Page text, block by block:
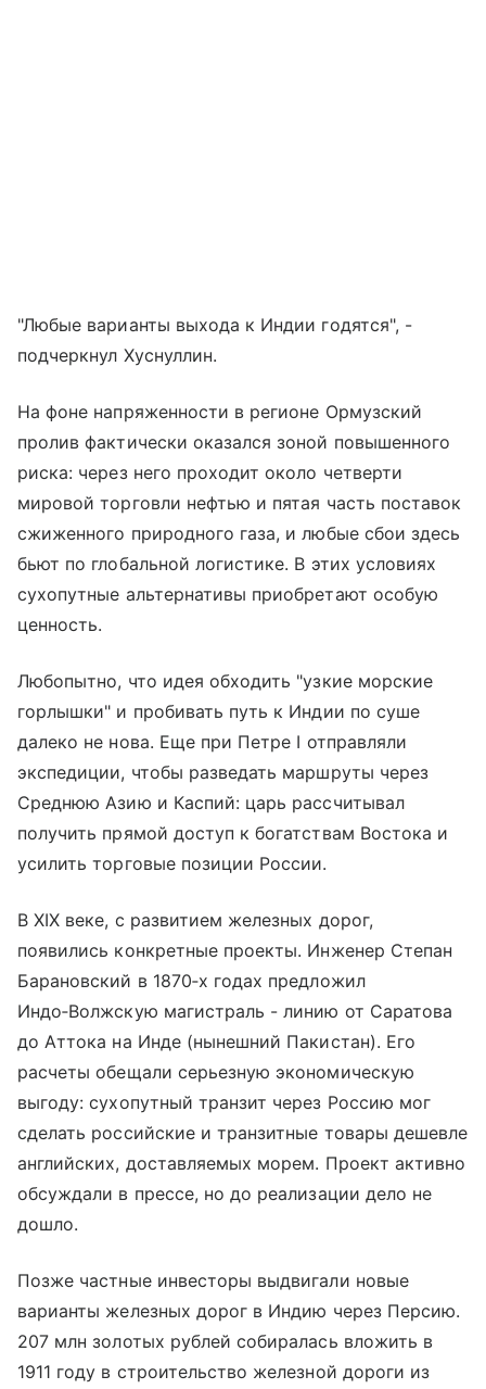
"Любые варианты выхода к Индии годятся", -
подчеркнул Хуснуллин.
На фоне напряженности в регионе Ормузский
пролив фактически оказался зоной повышенного
риска: через него проходит около четверти
мировой торговли нефтью и пятая часть поставок
сжиженного природного газа, и любые сбои здесь
бьют по глобальной логистике. В этих условиях
сухопутные альтернативы приобретают особую
ценность.
Любопытно, что идея обходить "узкие морские
горлышки" и пробивать путь к Индии по суше
далеко не нова. Еще при Петре I отправляли
экспедиции, чтобы разведать маршруты через
Среднюю Азию и Каспий: царь рассчитывал
получить прямой доступ к богатствам Востока и
усилить торговые позиции России.
В XIX веке, с развитием железных дорог,
появились конкретные проекты. Инженер Степан
Барановский в 1870‑х годах предложил
Индо‑Волжскую магистраль - линию от Саратова
до Аттока на Инде (нынешний Пакистан). Его
расчеты обещали серьезную экономическую
выгоду: сухопутный транзит через Россию мог
сделать российские и транзитные товары дешевле
английских, доставляемых морем. Проект активно
обсуждали в прессе, но до реализации дело не
дошло.
Позже частные инвесторы выдвигали новые
варианты железных дорог в Индию через Персию.
207 млн золотых рублей собиралась вложить в
1911 году в строительство железной дороги из